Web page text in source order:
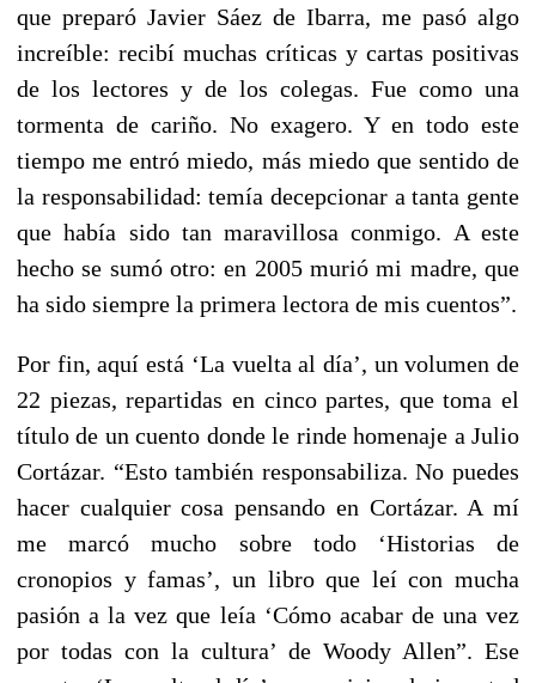
que preparó Javier Sáez de Ibarra, me pasó algo
increíble: recibí muchas críticas y cartas positivas
de los lectores y de los colegas. Fue como una
tormenta de cariño. No exagero. Y en todo este
tiempo me entró miedo, más miedo que sentido de
la responsabilidad: temía decepcionar a tanta gente
que había sido tan maravillosa conmigo. A este
hecho se sumó otro: en 2005 murió mi madre, que
ha sido siempre la primera lectora de mis cuentos”.
Por fin, aquí está ‘La vuelta al día’, un volumen de
22 piezas, repartidas en cinco partes, que toma el
título de un cuento donde le rinde homenaje a Julio
Cortázar. “Esto también responsabiliza. No puedes
hacer cualquier cosa pensando en Cortázar. A mí
me marcó mucho sobre todo ‘Historias de
cronopios y famas’, un libro que leí con mucha
pasión a la vez que leía ‘Cómo acabar de una vez
por todas con la cultura’ de Woody Allen”. Ese